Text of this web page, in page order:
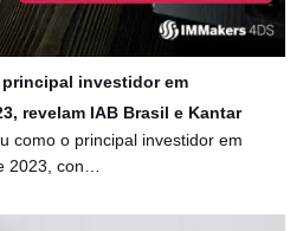
investidor em
revelam IAB Brasil e Kantar
como o principal investidor em
2023, con…